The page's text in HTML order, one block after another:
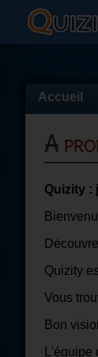
Accueil
A
Quizity :
Quizity
Vous
Bon